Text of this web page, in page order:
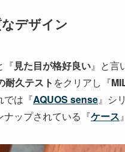
デザイン
『見た目が格好良い』と言
耐久テスト をクリアし『
では『AQUOS sense』シ
ップされている『ケース